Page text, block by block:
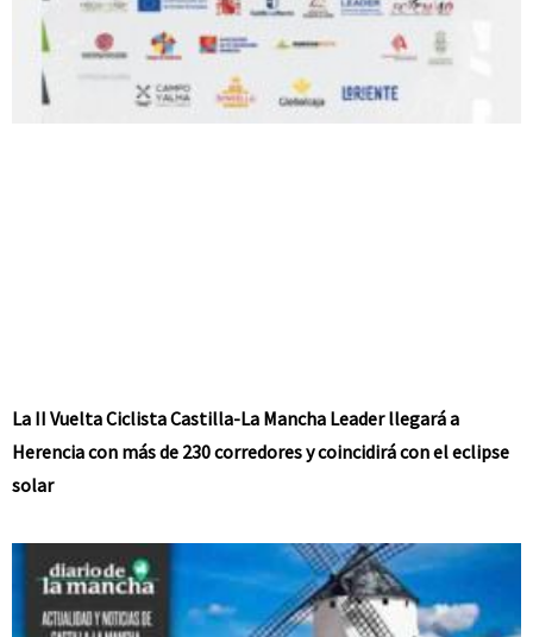
La II Vuelta Ciclista Castilla-La Mancha Leader llegará a
Herencia con más de 230 corredores y coincidirá con el eclipse
solar